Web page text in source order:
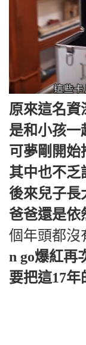
原來這名資
是和小孩一
可夢剛開始
其中也不乏
後來兒子長
爸爸還是依
個年頭都沒
n go爆紅再
要把這17年